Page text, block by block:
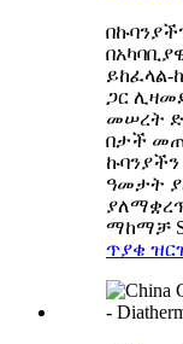
ይከፈላል-
ጋር
መሠረት
በታች
ዓመታት
ማከማቻ
ጥያቄ